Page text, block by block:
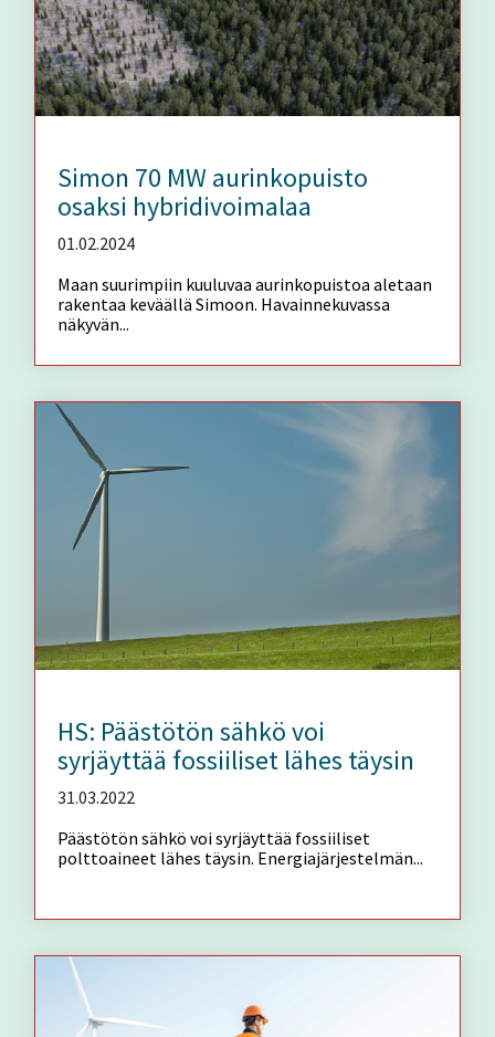
Simon 70 MW aurinkopuisto
osaksi hybridivoimalaa
01.02.2024
Maan suurimpiin kuuluvaa aurinkopuistoa aletaan
rakentaa keväällä Simoon. Havainnekuvassa
näkyvän...
HS: Päästötön sähkö voi
syrjäyttää fossiiliset lähes täysin
31.03.2022
Päästötön sähkö voi syrjäyttää fossiiliset
polttoaineet lähes täysin. Energiajärjestelmän...